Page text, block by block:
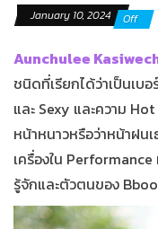
January 10, 2024 Off
Aunchulee
ชนิดที่เรียกได้ว่าเป็นเบ
และ Sexy และความ
หน้าหนาวหรือว่าหน้าฝน
เครื่องใน Performance
รู้จักและตัวตนของ